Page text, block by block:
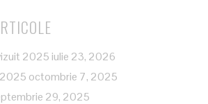
2025 iulie 23, 2026
octombrie 7, 2025
29, 2025